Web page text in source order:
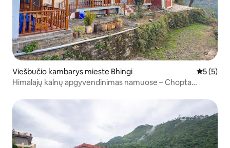
Viešbučio kambarys mieste Bhingi Vidutinis
5 (5)
Himalajų kalnų apgyvendinimas namuose – Chopta